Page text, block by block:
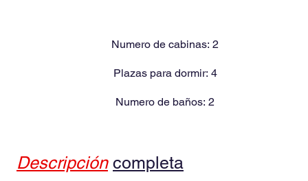
Numero de cabinas:2
Plazas para dormir: 4
Numero de baños:2
Descripción completa